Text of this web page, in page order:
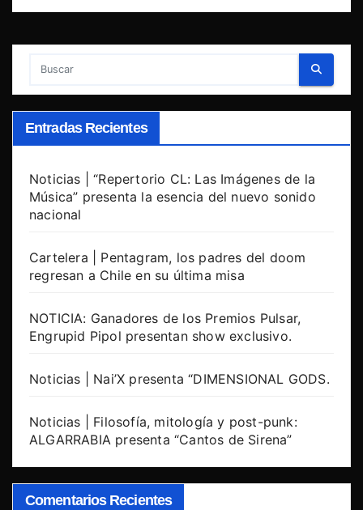
Entradas Recientes
Noticias | “Repertorio CL: Las Imágenes de la
Música” presenta la esencia del nuevo sonido
nacional
Cartelera | Pentagram, los padres del doom
regresan a Chile en su última misa
NOTICIA: Ganadores de los Premios Pulsar,
Engrupid Pipol presentan show exclusivo.
Noticias | Nai’X presenta “DIMENSIONAL GODS.
Noticias | Filosofía, mitología y post-punk:
ALGARRABIA presenta “Cantos de Sirena”
Comentarios Recientes